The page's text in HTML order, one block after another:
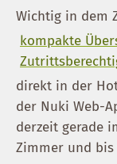
Wichtig in dem
kompakte
direkt in der
der Nuki Web-
derzeit gerade
Zimmer und bis